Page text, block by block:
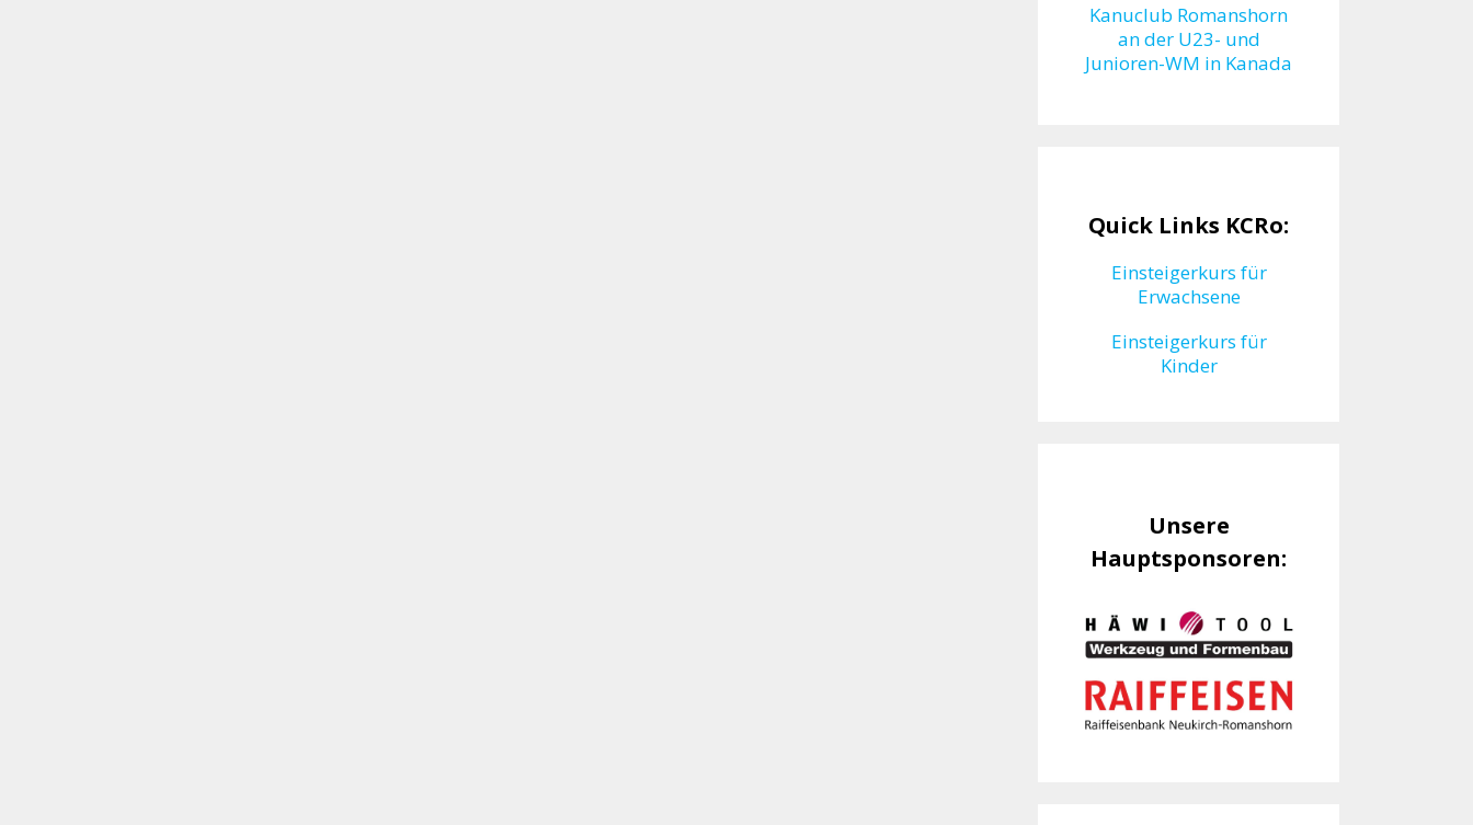
Kanuclub Romanshorn
an der U23- und
Junioren-WM in Kanada
Quick Links KCRo:
Einsteigerkurs für
Erwachsene
Einsteigerkurs für
Kinder
Unsere
Hauptsponsoren: